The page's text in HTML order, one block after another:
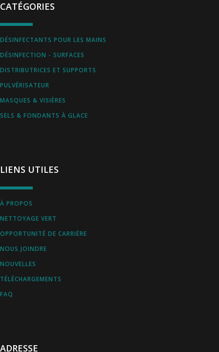
ADRESSE
CATÉGORIES
DÉSINFECTANTS POUR LES MAINS
DÉSINFECTION - SURFACES
DISTRIBUTRICES ET SUPPORTS
PULVÉRISATEUR
MASQUES & VISIÈRES
SELS & FONDANTS À GLACE
LIENS UTILES
À PROPOS
NETTOYAGE VERT
OPPORTUNITÉ DE CARRIÈRE
NOUS JOINDRE
NOUVELLES
TÉLÉCHARGEMENTS
FAQ